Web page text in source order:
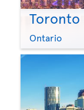
Toronto
Ontario